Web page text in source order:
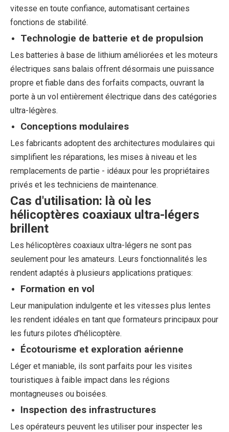
vitesse en toute confiance, automatisant certaines
fonctions de stabilité.
Technologie de batterie et de propulsion
Les batteries à base de lithium améliorées et les moteurs
électriques sans balais offrent désormais une puissance
propre et fiable dans des forfaits compacts, ouvrant la
porte à un vol entièrement électrique dans des catégories
ultra-légères.
Conceptions modulaires
Les fabricants adoptent des architectures modulaires qui
simplifient les réparations, les mises à niveau et les
remplacements de partie - idéaux pour les propriétaires
privés et les techniciens de maintenance.
Cas d'utilisation: là où les
hélicoptères coaxiaux ultra-légers
brillent
Les hélicoptères coaxiaux ultra-légers ne sont pas
seulement pour les amateurs. Leurs fonctionnalités les
rendent adaptés à plusieurs applications pratiques:
Formation en vol
Leur manipulation indulgente et les vitesses plus lentes
les rendent idéales en tant que formateurs principaux pour
les futurs pilotes d'hélicoptère.
Écotourisme et exploration aérienne
Léger et maniable, ils sont parfaits pour les visites
touristiques à faible impact dans les régions
montagneuses ou boisées.
Inspection des infrastructures
Les opérateurs peuvent les utiliser pour inspecter les